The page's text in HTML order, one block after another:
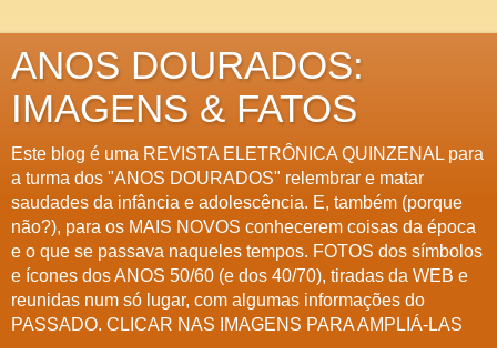
ANOS DOURADOS:
IMAGENS & FATOS
Este blog é uma REVISTA ELETRÔNICA QUINZENAL para
a turma dos "ANOS DOURADOS" relembrar e matar
saudades da infância e adolescência. E, também (porque
não?), para os MAIS NOVOS conhecerem coisas da época
e o que se passava naqueles tempos. FOTOS dos símbolos
e ícones dos ANOS 50/60 (e dos 40/70), tiradas da WEB e
reunidas num só lugar, com algumas informações do
PASSADO. CLICAR NAS IMAGENS PARA AMPLIÁ-LAS